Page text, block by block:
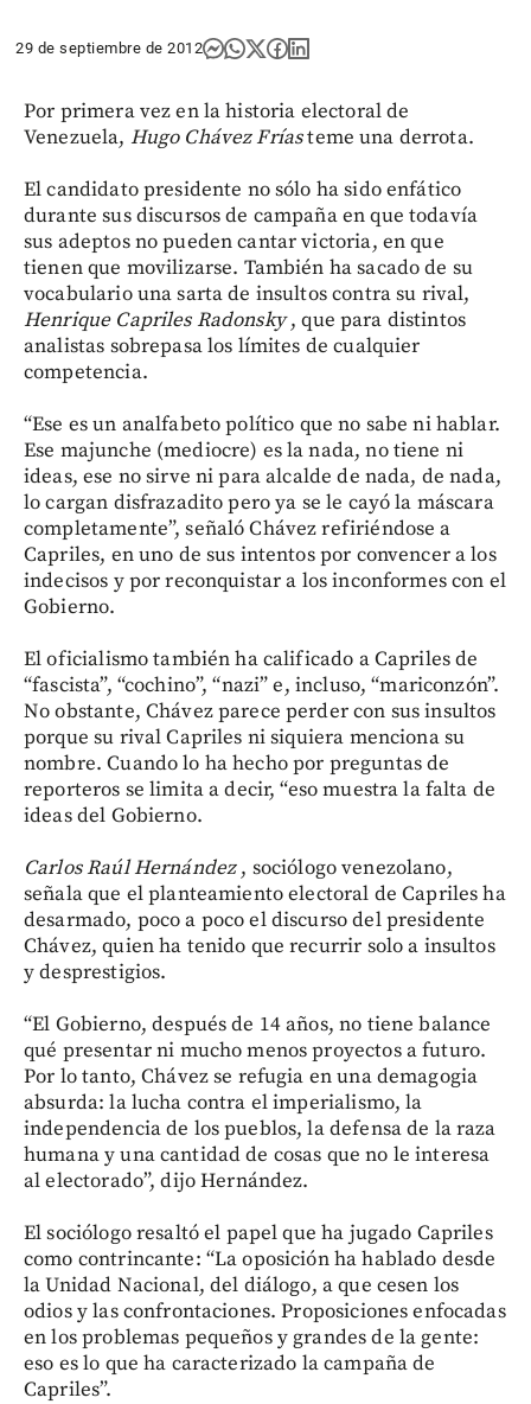
29 de septiembre de 2012
Por primera vez en la historia electoral de
Venezuela, Hugo Chávez Fríasteme una derrota.
El candidato presidente no sólo ha sido enfático
durante sus discursos de campaña en que todavía
sus adeptos no pueden cantar victoria, en que
tienen que movilizarse. También ha sacado de su
vocabulario una sarta de insultos contra su rival,
Henrique Capriles Radonsky, que para distintos
analistas sobrepasa los límites de cualquier
competencia.
“Ese es un analfabeto político que no sabe ni hablar.
Ese majunche (mediocre) es la nada, no tiene ni
ideas, ese no sirve ni para alcalde de nada, de nada,
lo cargan disfrazadito pero ya se le cayó la máscara
completamente”, señaló Chávez refiriéndose a
Capriles, en uno de sus intentos por convencer a los
indecisos y por reconquistar a los inconformes con el
Gobierno.
El oficialismo también ha calificado a Capriles de
“fascista”, “cochino”, “nazi” e, incluso, “mariconzón”.
No obstante, Chávez parece perder con sus insultos
porque su rival Capriles ni siquiera menciona su
nombre. Cuando lo ha hecho por preguntas de
reporteros se limita a decir, “eso muestra la falta de
ideas del Gobierno.
Carlos Raúl Hernández, sociólogo venezolano,
señala que el planteamiento electoral de Capriles ha
desarmado, poco a poco el discurso del presidente
Chávez, quien ha tenido que recurrir solo a insultos
y desprestigios.
“El Gobierno, después de 14 años, no tiene balance
qué presentar ni mucho menos proyectos a futuro.
Por lo tanto, Chávez se refugia en una demagogia
absurda: la lucha contra el imperialismo, la
independencia de los pueblos, la defensa de la raza
humana y una cantidad de cosas que no le interesa
al electorado”, dijo Hernández.
El sociólogo resaltó el papel que ha jugado Capriles
como contrincante: “La oposición ha hablado desde
la Unidad Nacional, del diálogo, a que cesen los
odios y las confrontaciones. Proposiciones enfocadas
en los problemas pequeños y grandes de la gente:
eso es lo que ha caracterizado la campaña de
Capriles”.